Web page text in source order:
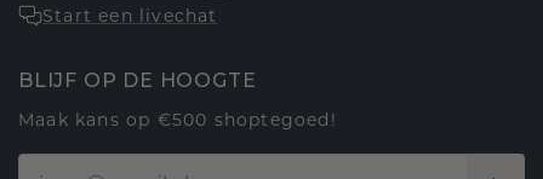
Start een livechat
BLIJF OP DE HOOGTE
Maak kans op €500 shoptegoed!